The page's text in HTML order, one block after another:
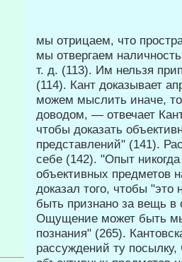
мы отрицаем, что
мы отверга­ем
т. д. (113). Им нель­зя
(114). Кант доказывает
можем мыслить иначе,
доводом, — отвечает
чтобы доказать
представлений" (141).
себе (142). "Опыт
объек­тивных предметов
доказал того, чтобы
быть признано за вещь
Ощущение может быть
познания" (265).
рассуждений ту посылку,